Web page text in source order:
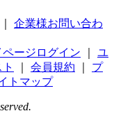
企業様お問い合わ
ページログイン
ユ
会員規約
プ
トマップ